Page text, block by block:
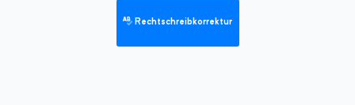
Rechtschreibkorrektur